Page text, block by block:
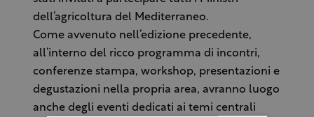
dell’agricoltura del Mediterraneo.
Come avvenuto nell’edizione precedente,
all’interno del ricco programma di incontri,
conferenze stampa, workshop, presentazioni e
degustazioni nella propria area, avranno luogo
anche degli eventi dedicati ai temi centrali